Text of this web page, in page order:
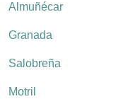
Almuñécar
Granada
Salobreña
Motril